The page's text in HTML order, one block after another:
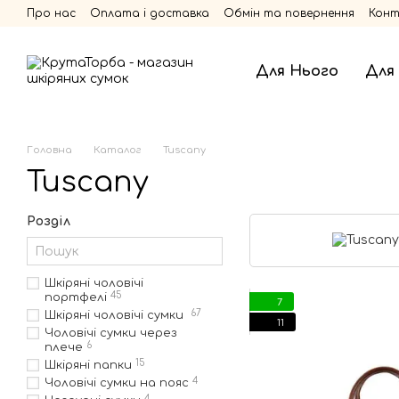
Перейти до основного контенту
Про нас Оплата і доставка Обмін та повернення
Для Нього Для
Головна Каталог Tuscany
Tuscany
7
11
Розділ
Шкіряні чоловічі
портфелі 45
Шкіряні чоловічі сумки 67
Чоловічі сумки через
плече 6
Шкіряні папки 15
Чоловічі сумки на пояс 4